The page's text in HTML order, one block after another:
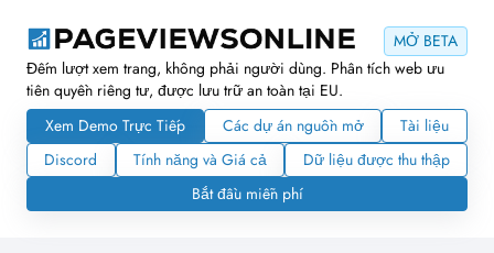
MỞ BETA
Đếm lượt xem trang, không phải người dùng. Phân tích web ưu
tiên quyền riêng tư, được lưu trữ an toàn tại EU.
Xem Demo Trực Tiếp
Các dự án nguồn mở
Tài liệu
Discord
Tính năng và Giá cả
Dữ liệu được thu thập
Bắt đầu miễn phí